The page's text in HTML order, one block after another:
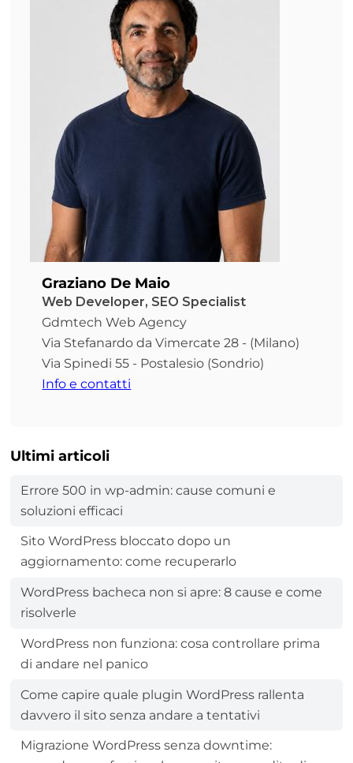
Graziano De Maio
Web Developer, SEO Specialist
Gdmtech Web Agency
Via Stefanardo da Vimercate 28 - (Milano)
Via Spinedi 55 - Postalesio (Sondrio)
Info e contatti
Ultimi articoli
Errore 500 in wp-admin: cause comuni e
soluzioni efficaci
Sito WordPress bloccato dopo un
aggiornamento: come recuperarlo
WordPress bacheca non si apre: 8 cause e come
risolverle
WordPress non funziona: cosa controllare prima
di andare nel panico
Come capire quale plugin WordPress rallenta
davvero il sito senza andare a tentativi
Migrazione WordPress senza downtime: